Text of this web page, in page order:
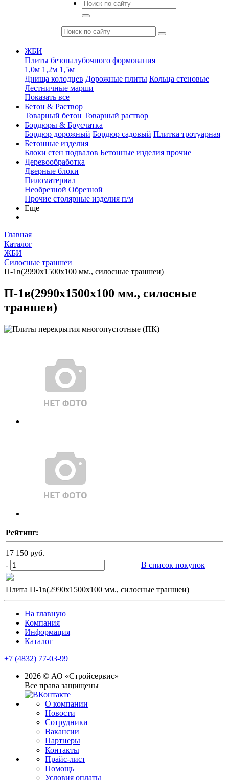
ЖБИ
Плиты безопалубочного формования
1,0м 1,2м 1,5м
Днища колодцев Дорожные плиты Кольца стеновые
Лестничные марши
Показать все
Бетон & Раствор
Товарный бетон Товарный раствор
Бордюры & Брусчатка
Бордюр дорожный Бордюр садовый Плитка тротуарная
Бетонные изделия
Блоки стен подвалов Бетонные изделия прочие
Деревообработка
Дверные блоки
Пиломатериал
Необрезной Обрезной
Прочие столярные изделия п/м
Еще
Главная
Каталог
ЖБИ
Силосные траншеи
П-1в(2990х1500х100 мм., силосные траншеи)
П-1в(2990х1500х100 мм., силосные
траншеи)
Рейтинг:
17 150 руб.
-
+ В список покупок
Плита П-1в(2990х1500х100 мм., силосные траншеи)
На главную
Компания
Информация
Каталог
+7 (4832) 77-03-99
2026 © АО «Стройсервис»
Все права защищены
О компании
Новости
Сотрудники
Вакансии
Партнеры
Контакты
Прайс-лист
Помощь
Условия оплаты